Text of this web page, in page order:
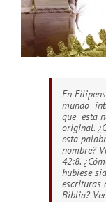
En
mundo
que esta
original.
esta
nombre?
42:8.
hubiese
escrituras
Biblia?